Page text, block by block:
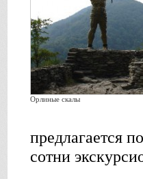
Орлиные скалы
предлагается
сотни